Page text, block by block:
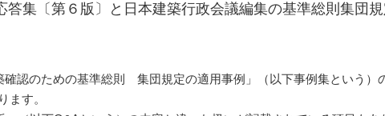
集〔第６版〕と日本建築行政会議編集の基準総則集団
認のための基準総則 集団規定の適用事例」（以下事例集という）
ます。